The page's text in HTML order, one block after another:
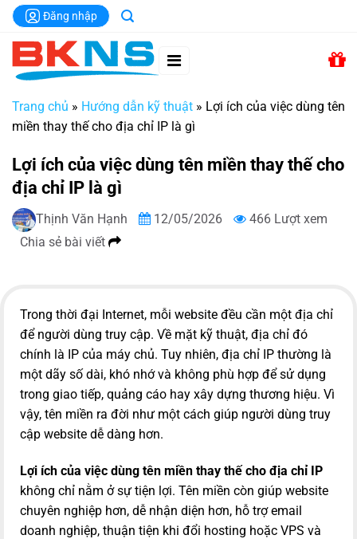
Chuyển
đến
dung
Đăng nhập
Trang chủ » Hướng dẫn kỹ thuật » Lợi ích của việc dùng tên
miền thay thế cho địa chỉ IP là gì
Lợi ích của việc dùng tên miền thay thế cho
địa chỉ IP là gì
Thịnh Văn Hạnh 12/05/2026
466 Lượt xem
Chia sẻ bài viết
Trong thời đại Internet, mỗi website đều cần một địa chỉ
để người dùng truy cập. Về mặt kỹ thuật, địa chỉ đó
chính là IP của máy chủ. Tuy nhiên, địa chỉ IP thường là
một dãy số dài, khó nhớ và không phù hợp để sử dụng
trong giao tiếp, quảng cáo hay xây dựng thương hiệu. Vì
vậy, tên miền ra đời như một cách giúp người dùng truy
cập website dễ dàng hơn.
Lợi ích của việc dùng tên miền thay thế cho địa chỉ IP
không chỉ nằm ở sự tiện lợi. Tên miền còn giúp website
chuyên nghiệp hơn, dễ nhận diện hơn, hỗ trợ email
doanh nghiệp, thuận tiện khi đổi hosting hoặc VPS và